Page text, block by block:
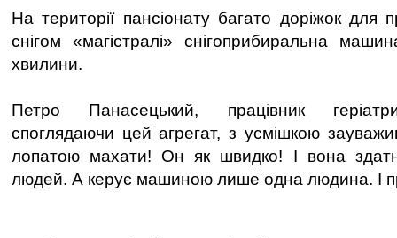
На території пансіонату багато доріжок для
снігом «магістралі» снігоприбиральна
хвилини.
Петро Панасецький, працівник
споглядаючи цей агрегат, з усмішкою
лопатою махати! Он як швидко! І вона
людей. А керує машиною лише одна людина. І